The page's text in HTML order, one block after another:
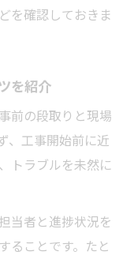
を確認しておきま
を紹介
前の段取りと現場
、工事開始前に近
トラブルを未然に
当者と進捗状況を
ることです。たと